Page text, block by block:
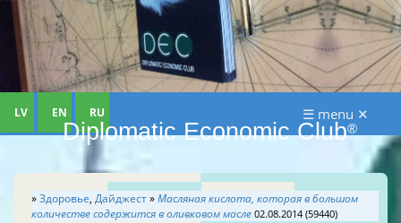
Diplomatic Economic Club®
LV EN RU ☰ menu ✕
»Здоровье, Дайджест»Масляная кислота, которая в большом
количестве содержится в оливковом масле 02.08.2014 (59440)